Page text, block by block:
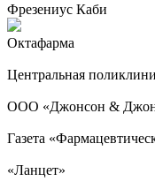
Фрезениус Каби
Октафарма
Центральная
ООО «Джонсон &
Газета
«Ланцет»